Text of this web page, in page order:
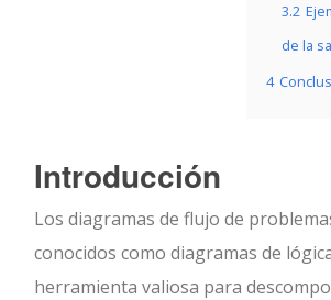
3.2
de la
4
Introducción
Los diagramas de flujo de
conocidos como diagramas de
herramienta valiosa para